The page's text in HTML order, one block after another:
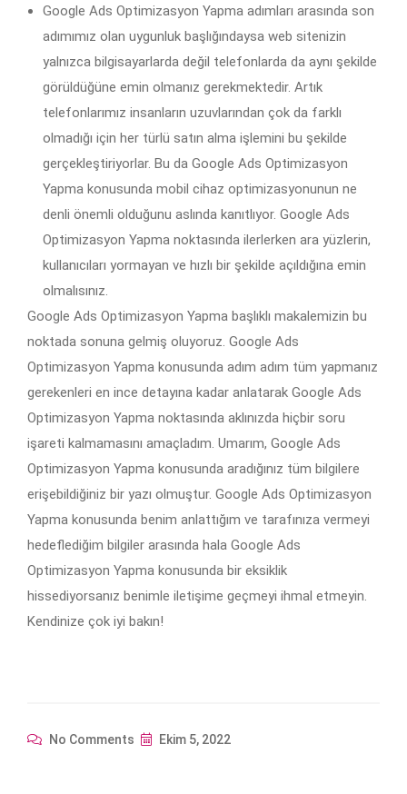
Google Ads Optimizasyon Yapma adımları arasında son
adımımız olan uygunluk başlığındaysa web sitenizin
yalnızca bilgisayarlarda değil telefonlarda da aynı şekilde
görüldüğüne emin olmanız gerekmektedir. Artık
telefonlarımız insanların uzuvlarından çok da farklı
olmadığı için her türlü satın alma işlemini bu şekilde
gerçekleştiriyorlar. Bu da Google Ads Optimizasyon
Yapma konusunda mobil cihaz optimizasyonunun ne
denli önemli olduğunu aslında kanıtlıyor. Google Ads
Optimizasyon Yapma noktasında ilerlerken ara yüzlerin,
kullanıcıları yormayan ve hızlı bir şekilde açıldığına emin
olmalısınız.
Google Ads Optimizasyon Yapma başlıklı makalemizin bu
noktada sonuna gelmiş oluyoruz. Google Ads
Optimizasyon Yapma konusunda adım adım tüm yapmanız
gerekenleri en ince detayına kadar anlatarak Google Ads
Optimizasyon Yapma noktasında aklınızda hiçbir soru
işareti kalmamasını amaçladım. Umarım, Google Ads
Optimizasyon Yapma konusunda aradığınız tüm bilgilere
erişebildiğiniz bir yazı olmuştur. Google Ads Optimizasyon
Yapma konusunda benim anlattığım ve tarafınıza vermeyi
hedeflediğim bilgiler arasında hala Google Ads
Optimizasyon Yapma konusunda bir eksiklik
hissediyorsanız benimle iletişime geçmeyi ihmal etmeyin.
Kendinize çok iyi bakın!
No Comments Ekim 5, 2022